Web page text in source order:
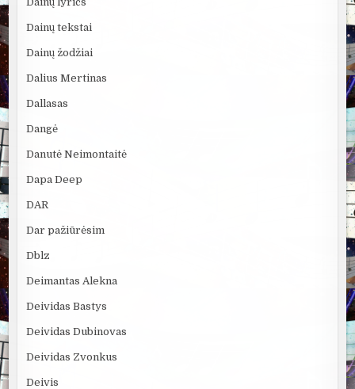
Dainų tekstai
Dainų žodžiai
Dalius Mertinas
Dallasas
Dangė
Danutė Neimontaitė
Dapa Deep
DAR
Dar pažiūrėsim
Dblz
Deimantas Alekna
Deividas Bastys
Deividas Dubinovas
Deividas Zvonkus
Deivis